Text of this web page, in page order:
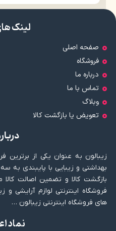
لینک
صفحه اصلی
فروشگاه
درباره ما
تماس با ما
وبلاگ
تعویض یا بازگشت کالا
زیبالون به عنوان یکی از برترین
بازگشت کالا و تضمین اصالت
فروشگاه اینترنتی لوازم آرایشی
های فروشگاه اینترنتی زیبالون …
نماد